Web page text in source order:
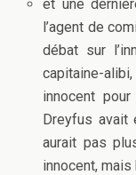
et une
l’agent de
débat sur
capitaine-
innocent
Dreyfus avait
aurait pas
innocent,